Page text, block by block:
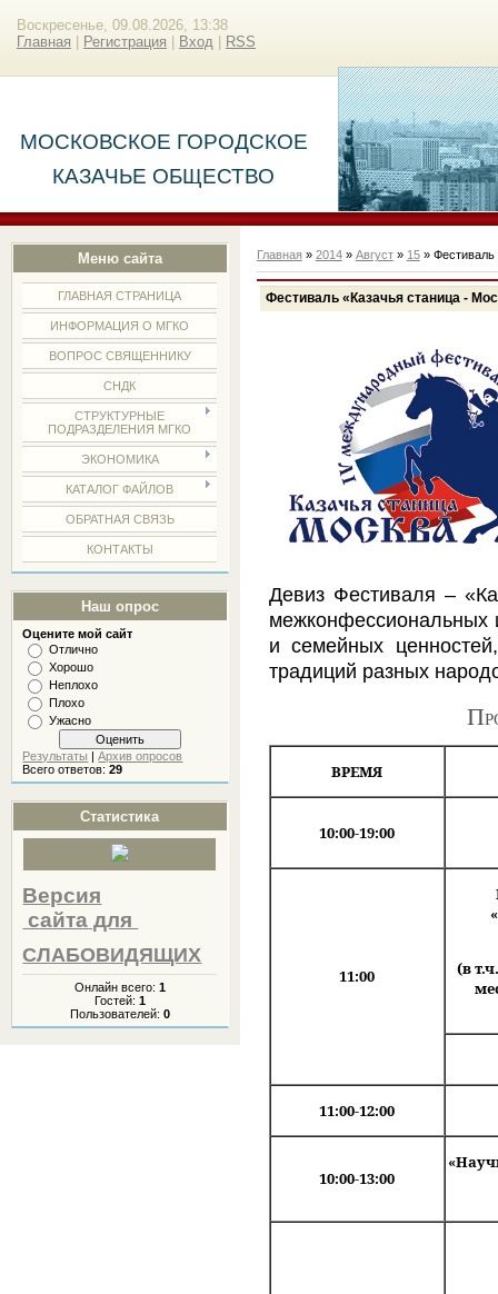
Воскресенье, 09.08.2026, 13:38
Главная
Регистрация Вход RSS
МОСКОВСКОЕ ГОРОДСКОЕ
КАЗАЧЬЕ ОБЩЕСТВО
Меню сайта
ГЛАВНАЯ СТРАНИЦА
ИНФОРМАЦИЯ О МГКО
ВОПРОС СВЯЩЕННИКУ
СНДК
СТРУКТУРНЫЕ
ПОДРАЗДЕЛЕНИЯ МГКО
ЭКОНОМИКА
КАТАЛОГ ФАЙЛОВ
ОБРАТНАЯ СВЯЗЬ
КОНТАКТЫ
Наш опрос
Оцените мой сайт
Отлично
Хорошо
Неплохо
Плохо
Ужасно
Результаты |Архив опросов
Всего ответов:29
Статистика
Версия
сайта для
СЛАБОВИДЯЩИХ
Онлайн всего: 1
Гостей: 1
Пользователей: 0
Главная » 2014 » Август » 15» Фестиваль
Фестиваль «Казачья станица -
Девиз Фестиваля –
межконфессиональных
и семейных
традиций разных
ВРЕМЯ
10:00-19:00
11:00
(в
11:00-12:00
10:00-13:00